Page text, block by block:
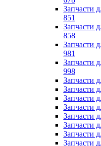
Запчасти
851
Запчасти
858
Запчасти
981
Запчасти
998
Запчасти
Запчасти
Запчасти
Запчасти
Запчасти
Запчасти
Запчасти
Запчасти